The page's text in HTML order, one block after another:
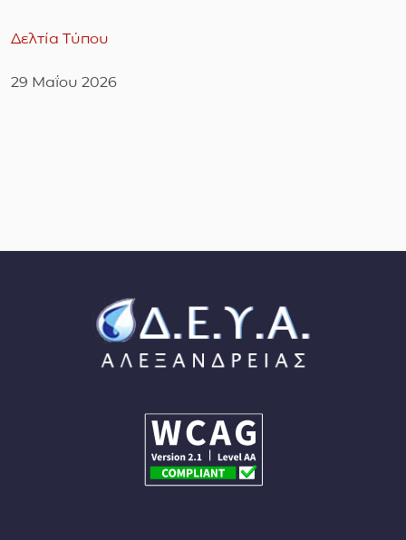
Δελτία Τύπου
29 Μαΐου 2026